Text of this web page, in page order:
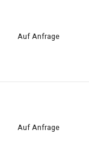
Auf Anfrage
Auf Anfrage